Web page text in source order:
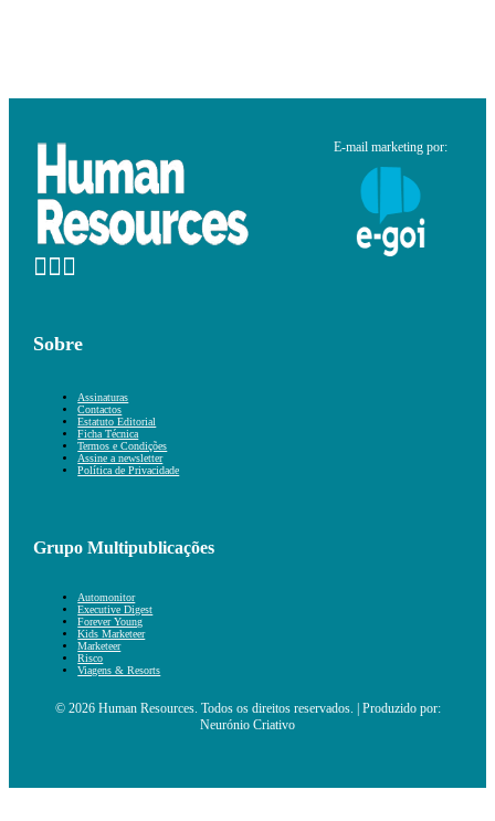
E-mail marketing por:
Sobre
Assinaturas
Contactos
Estatuto Editorial
Ficha Técnica
Termos e Condições
Assine a newsletter
Política de Privacidade
Grupo Multipublicações
Automonitor
Executive Digest
Forever Young
Kids Marketeer
Marketeer
Risco
Viagens & Resorts
© 2026 Human Resources. Todos os direitos reservados. | Produzido por:
Neurónio Criativo